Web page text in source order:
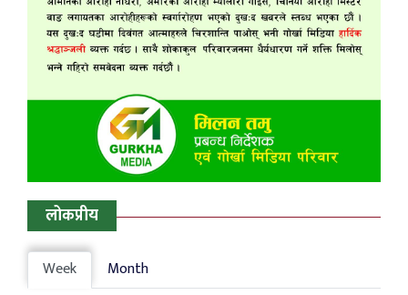
लोकप्रीय
Week Month